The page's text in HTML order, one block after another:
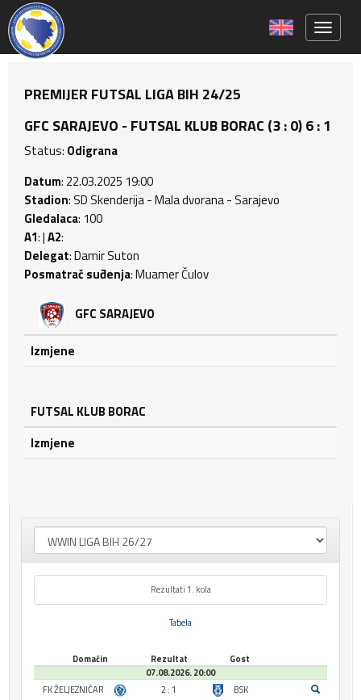
PREMIJER FUTSAL LIGA BIH 24/25
GFC SARAJEVO - FUTSAL KLUB BORAC (3 : 0) 6 : 1
Status: Odigrana
Datum: 22.03.2025 19:00
Stadion: SD Skenderija - Mala dvorana - Sarajevo
Gledalaca: 100
A1: |A2:
Delegat: Damir Suton
Posmatrač suđenja: Muamer Čulov
GFC SARAJEVO
Izmjene
FUTSAL KLUB BORAC
Izmjene
Rezultati 1. kola
Tabela
Domaćin Rezultat
Gost
07.08.2026. 20:00
FK ŽELJEZNIČAR
2 : 1
BSK